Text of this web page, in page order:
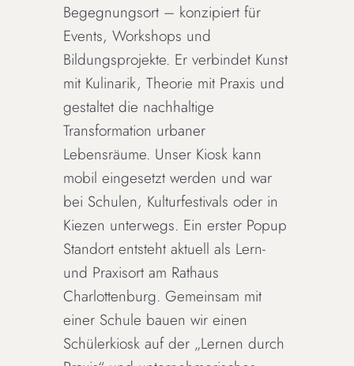
Begegnungsort – konzipiert für
Events, Workshops und
Bildungsprojekte. Er verbindet Kunst
mit Kulinarik, Theorie mit Praxis und
gestaltet die nachhaltige
Transformation urbaner
Lebensräume. Unser Kiosk kann
mobil eingesetzt werden und war
bei Schulen, Kulturfestivals oder in
Kiezen unterwegs. Ein erster Popup
Standort entsteht aktuell als Lern-
und Praxisort am Rathaus
Charlottenburg. Gemeinsam mit
einer Schule bauen wir einen
Schülerkiosk auf der „Lernen durch